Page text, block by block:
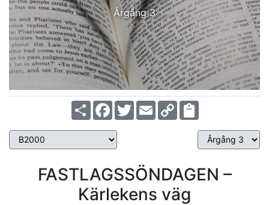
Årgång 3
ShareFacebook
TwitterEmailCopy
Link
FASTLAGSSÖNDAGEN –
Kärlekens väg